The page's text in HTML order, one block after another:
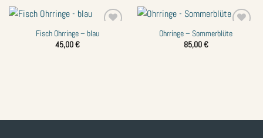
Fisch Ohrringe – blau
45,00€
Zur
Ohrringe – Sommerblüte
85,00€